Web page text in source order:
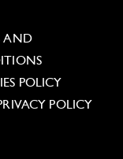
AND
POLICY
POLICY